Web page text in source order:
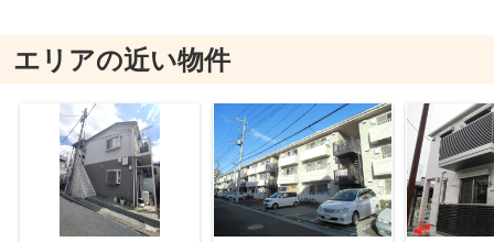
エリアの近い物件